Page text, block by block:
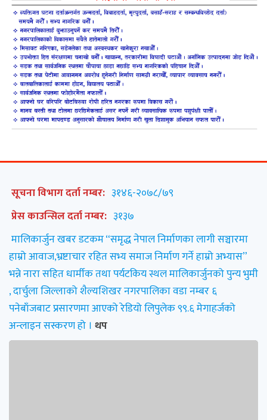
सूचना विभाग दर्ता नम्बर: ३१४६-२०७८/७९
प्रेस काउन्सिल दर्ता नम्बर: ३१३७
मालिकार्जुन खबर डटकम “समृद्ध नेपाल निर्माणका लागी सञ्चारमा
हाम्रो आवाज,भ्रष्टाचार रहित सभ्य समाज निर्माण गर्ने हाम्रो अभ्यास”
भन्ने नारा सहित धार्मीक तथा पर्यटकिय स्थल मालिकार्जुनको पुन्य भुमी
, दार्चुला जिल्लाको शैल्यशिखर नगरपालिका वडा नम्बर ६
पनेबाँजबाट प्रसारणमा आएको रेडियो लिपुलेक ९९.६ मेगाहर्जको
अन्लाइन सस्करण हो । थप